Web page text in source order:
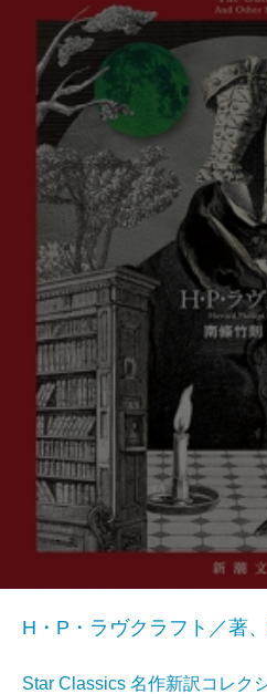
H・P・ラヴクラフト／著
Star Classics 名作新訳コレ